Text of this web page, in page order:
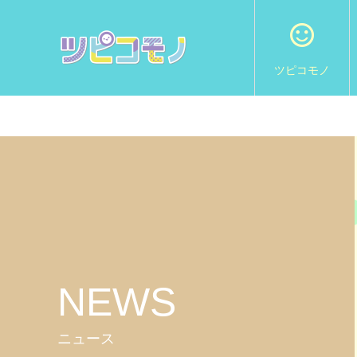
ツピコモノ
NEWS
ニュース